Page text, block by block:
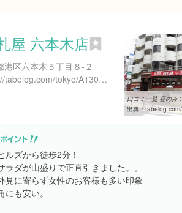
屋 六本木店
港区六本木５丁目８-２
https://tabelog.com/tokyo/A1307/A130701/13112331/
出典：tabelog.com/tokyo/A1307/
ルズから徒歩2分！
ラダが山盛りで正直引きました。。
見に寄らず女性のお客様も多い印象
にも安い。